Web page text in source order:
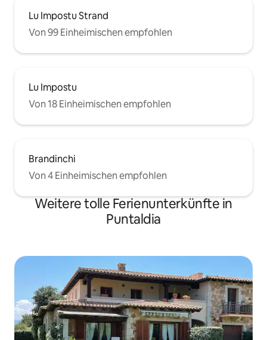
Lu Impostu Strand
Von 99 Einheimischen empfohlen
Lu Impostu
Von 18 Einheimischen empfohlen
Brandinchi
Von 4 Einheimischen empfohlen
Weitere tolle Ferienunterkünfte in
Puntaldia